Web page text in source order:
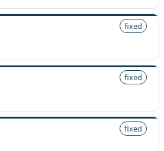
fixed
fixed
fixed